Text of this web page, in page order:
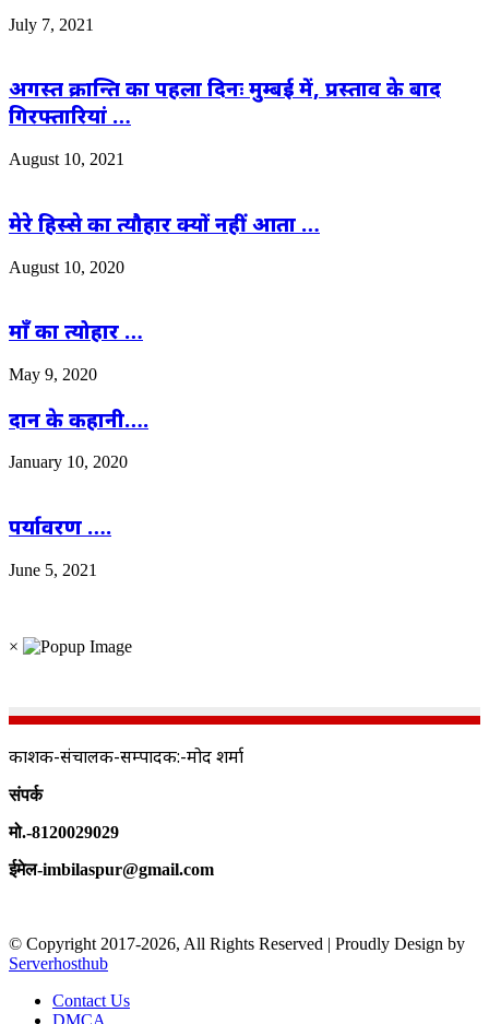
July 7, 2021
अगस्त क्रान्ति का पहला दिनः मुम्बई में, प्रस्ताव के बाद
गिरफ्तारियां …
August 10, 2021
मेरे हिस्से का त्यौहार क्यों नहीं आता …
August 10, 2020
माँ का त्योहार …
May 9, 2020
दान के कहानी….
January 10, 2020
पर्यावरण ….
June 5, 2021
×
प्रकाशक-संचालक-सम्पादक:-प्रमोद शर्मा
संपर्क
मो.-8120029029
ईमेल-imbilaspur@gmail.com
© Copyright 2017-2026, All Rights Reserved | Proudly Design by
Serverhosthub
Contact Us
DMCA